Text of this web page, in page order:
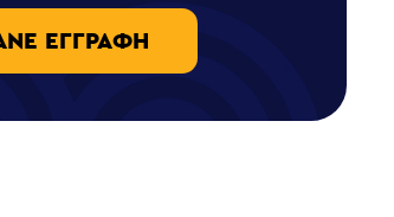
ΕΓΓΡΑΦΉ